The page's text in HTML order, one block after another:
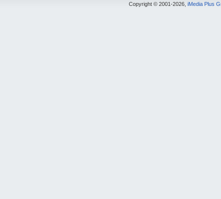
Copyright © 2001-2026, iMedia Plus